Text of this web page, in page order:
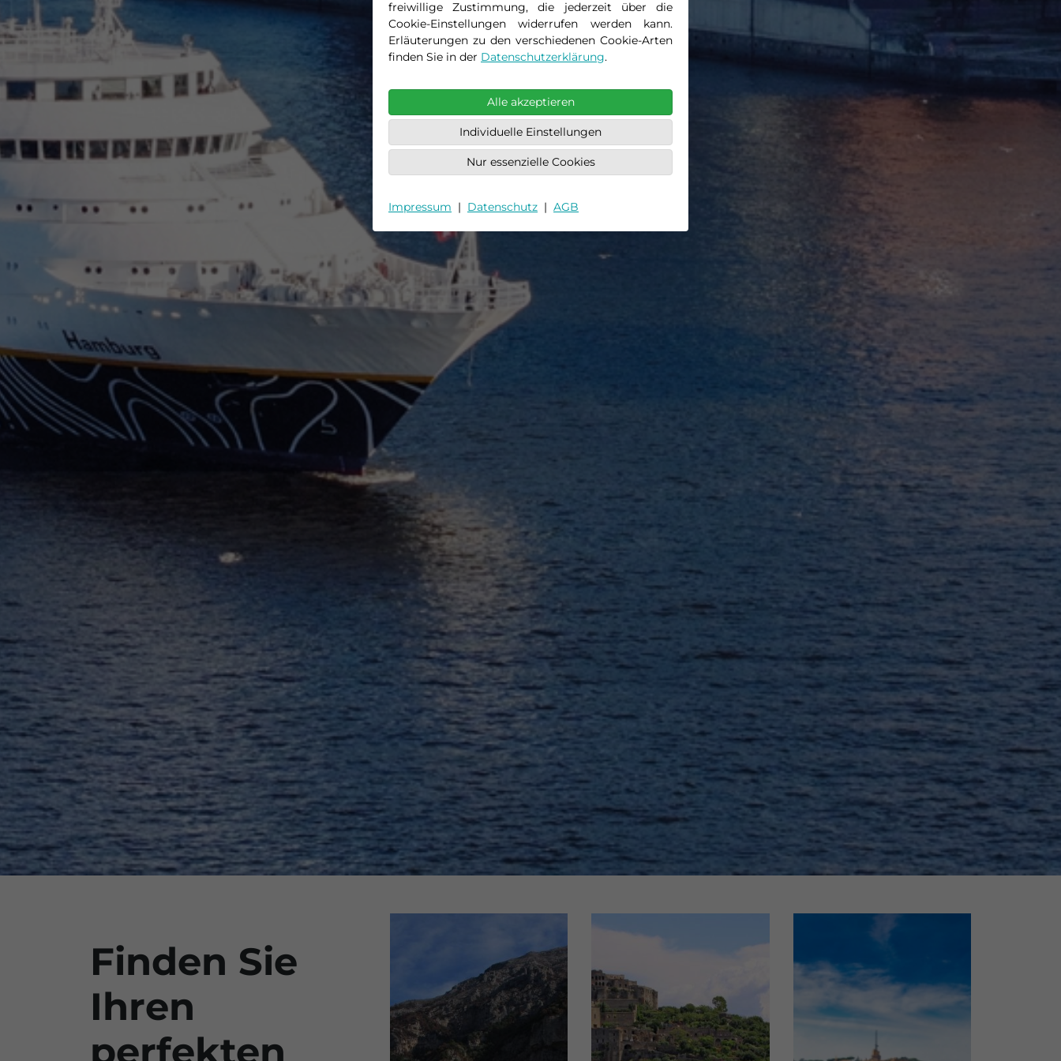
Finden Sie
Ihren
perfekten
freiwillige Zustimmung, die jederzeit über die
Cookie-Einstellungen widerrufen werden kann.
Erläuterungen zu den verschiedenen Cookie-Arten
finden Sie in der Datenschutzerklärung.
Alle akzeptieren
Individuelle Einstellungen
Nur essenzielle Cookies
Impressum | Datenschutz | AGB